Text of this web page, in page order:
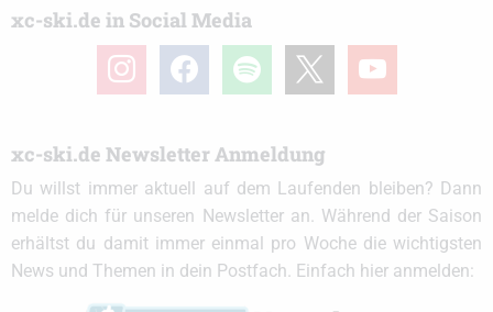
xc-ski.de in Social Media
instagramfacebook spotify youtube
xc-ski.de Newsletter Anmeldung
Du willst immer aktuell auf dem Laufenden bleiben? Dann
melde dich für unseren Newsletter an. Während der Saison
erhältst du damit immer einmal pro Woche die wichtigsten
News und Themen in dein Postfach. Einfach hier anmelden: